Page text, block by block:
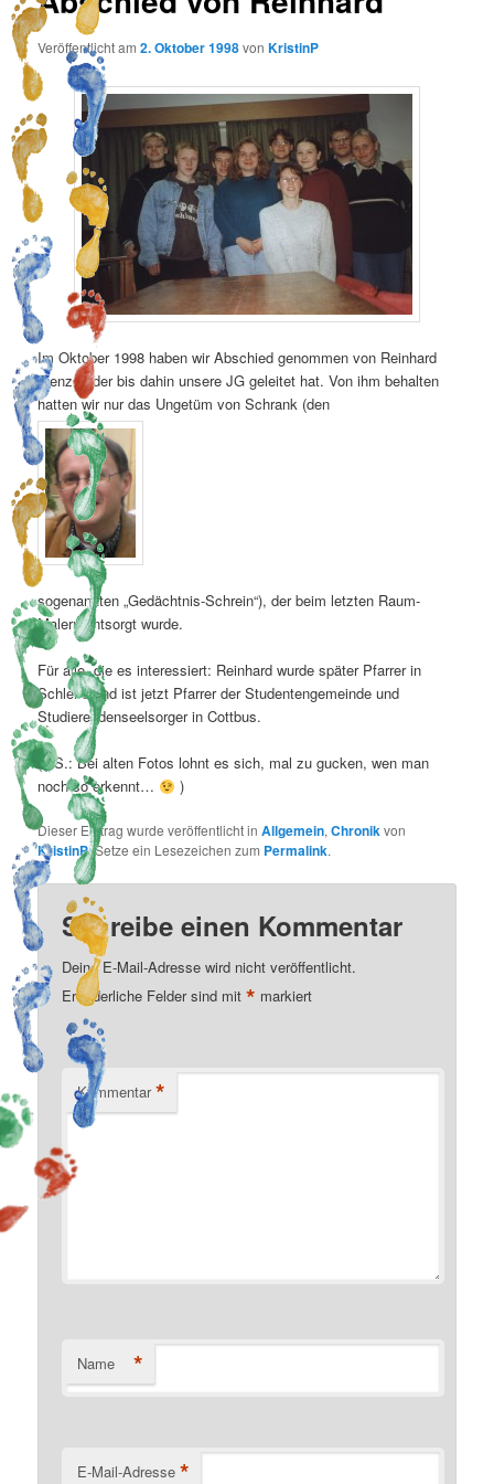
Veröffentlicht am2. Oktober 1998vonKristinP
Im Oktober 1998 haben wir Abschied genommen von Reinhard
Menzel, der bis dahin unsere JG geleitet hat. Von ihm behalten
hatten wir nur das Ungetüm von Schrank (den
sogenannten „Gedächtnis-Schrein“), der beim letzten Raum-
Malern entsorgt wurde.
Für alle, die es interessiert: Reinhard wurde später Pfarrer in
Schleife und ist jetzt Pfarrer der Studentengemeinde und
Studierendenseelsorger in Cottbus.
(P.S.: Bei alten Fotos lohnt es sich, mal zu gucken, wen man
noch so erkennt…
)
Dieser Eintrag wurde veröffentlicht inAllgemein,Chronikvon
KristinP. Setze ein Lesezeichen zum Permalink.
Schreibe einen Kommentar
Deine E-Mail-Adresse wird nicht veröffentlicht.
Erforderliche Felder sind mit* markiert
Kommentar *
Name *
E-Mail-Adresse *